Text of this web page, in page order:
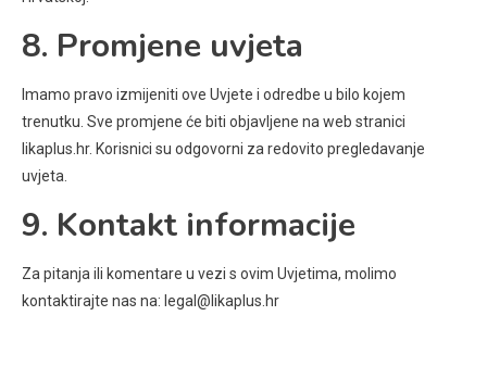
8. Promjene uvjeta
Imamo pravo izmijeniti ove Uvjete i odredbe u bilo kojem
trenutku. Sve promjene će biti objavljene na web stranici
likaplus.hr. Korisnici su odgovorni za redovito pregledavanje
uvjeta.
9. Kontakt informacije
Za pitanja ili komentare u vezi s ovim Uvjetima, molimo
kontaktirajte nas na: legal@likaplus.hr